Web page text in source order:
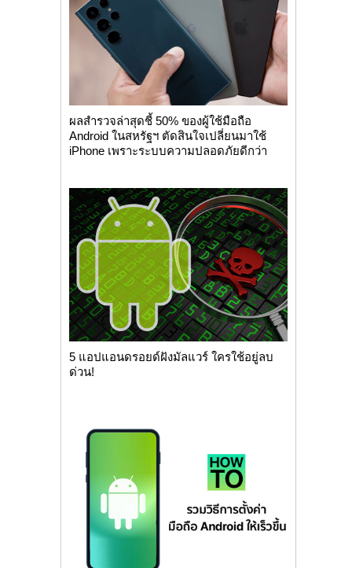
ผลสำรวจล่าสุดชี้ 50% ของผู้ใช้มือถือ
Android ในสหรัฐฯ ตัดสินใจเปลี่ยนมาใช้
iPhone เพราะระบบความปลอดภัยดีกว่า
5 แอปแอนดรอยด์ฝังมัลแวร์ ใครใช้อยู่ลบ
ด่วน!